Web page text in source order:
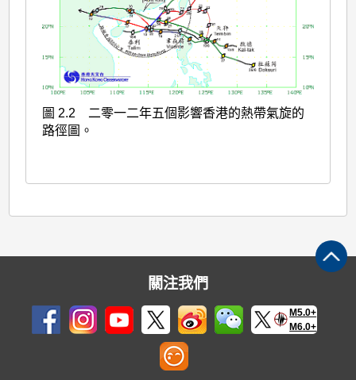
圖 2.2 二零一二年五個影響香港的熱帶氣旋的
路徑圖。
關注我們
M5.0+
M6.0+